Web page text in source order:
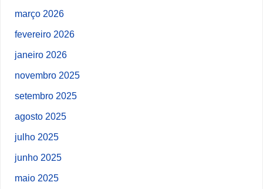
março 2026
fevereiro 2026
janeiro 2026
novembro 2025
setembro 2025
agosto 2025
julho 2025
junho 2025
maio 2025